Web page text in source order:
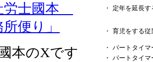
労士國本
便り」
本のXです
・ 定年を延長す
・ 育児をする従
・ パートタイマ
・ パートタイマ